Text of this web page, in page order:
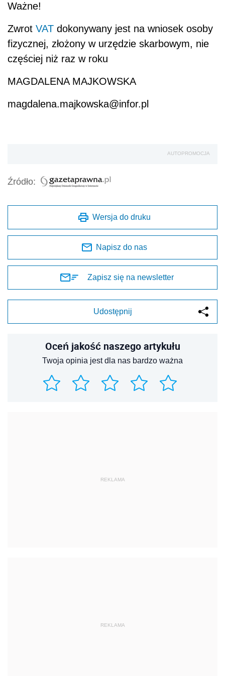
Ważne!
Zwrot VAT dokonywany jest na wniosek osoby
fizycznej, złożony w urzędzie skarbowym, nie
częściej niż raz w roku
MAGDALENA MAJKOWSKA
magdalena.majkowska@infor.pl
AUTOPROMOCJA
Źródło:
Wersja do druku
Napisz do nas
Zapisz się na newsletter
Udostępnij
Oceń jakość naszego artykułu
Twoja opinia jest dla nas bardzo ważna
REKLAMA
REKLAMA